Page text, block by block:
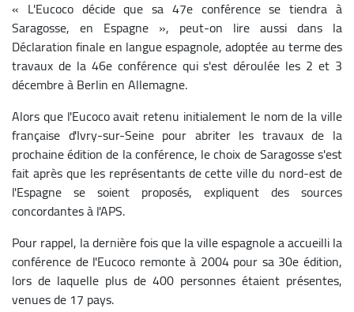
« L'Eucoco décide que sa 47e conférence se tiendra à
Saragosse, en Espagne », peut-on lire aussi dans la
Déclaration finale en langue espagnole, adoptée au terme des
travaux de la 46e conférence qui s'est déroulée les 2 et 3
décembre à Berlin en Allemagne.
Alors que l'Eucoco avait retenu initialement le nom de la ville
française d'Ivry-sur-Seine pour abriter les travaux de la
prochaine édition de la conférence, le choix de Saragosse s'est
fait après que les représentants de cette ville du nord-est de
l'Espagne se soient proposés, expliquent des sources
concordantes à l'APS.
Pour rappel, la dernière fois que la ville espagnole a accueilli la
conférence de l'Eucoco remonte à 2004 pour sa 30e édition,
lors de laquelle plus de 400 personnes étaient présentes,
venues de 17 pays.